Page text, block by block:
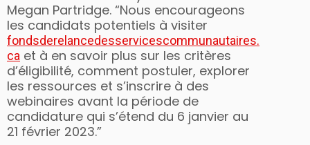
Megan Partridge. “Nous encourageons
les candidats potentiels à visiter
fondsderelancedesservicescommunautaires.
ca et à en savoir plus sur les critères
d’éligibilité, comment postuler, explorer
les ressources et s’inscrire à des
webinaires avant la période de
candidature qui s’étend du 6 janvier au
21 février 2023.”